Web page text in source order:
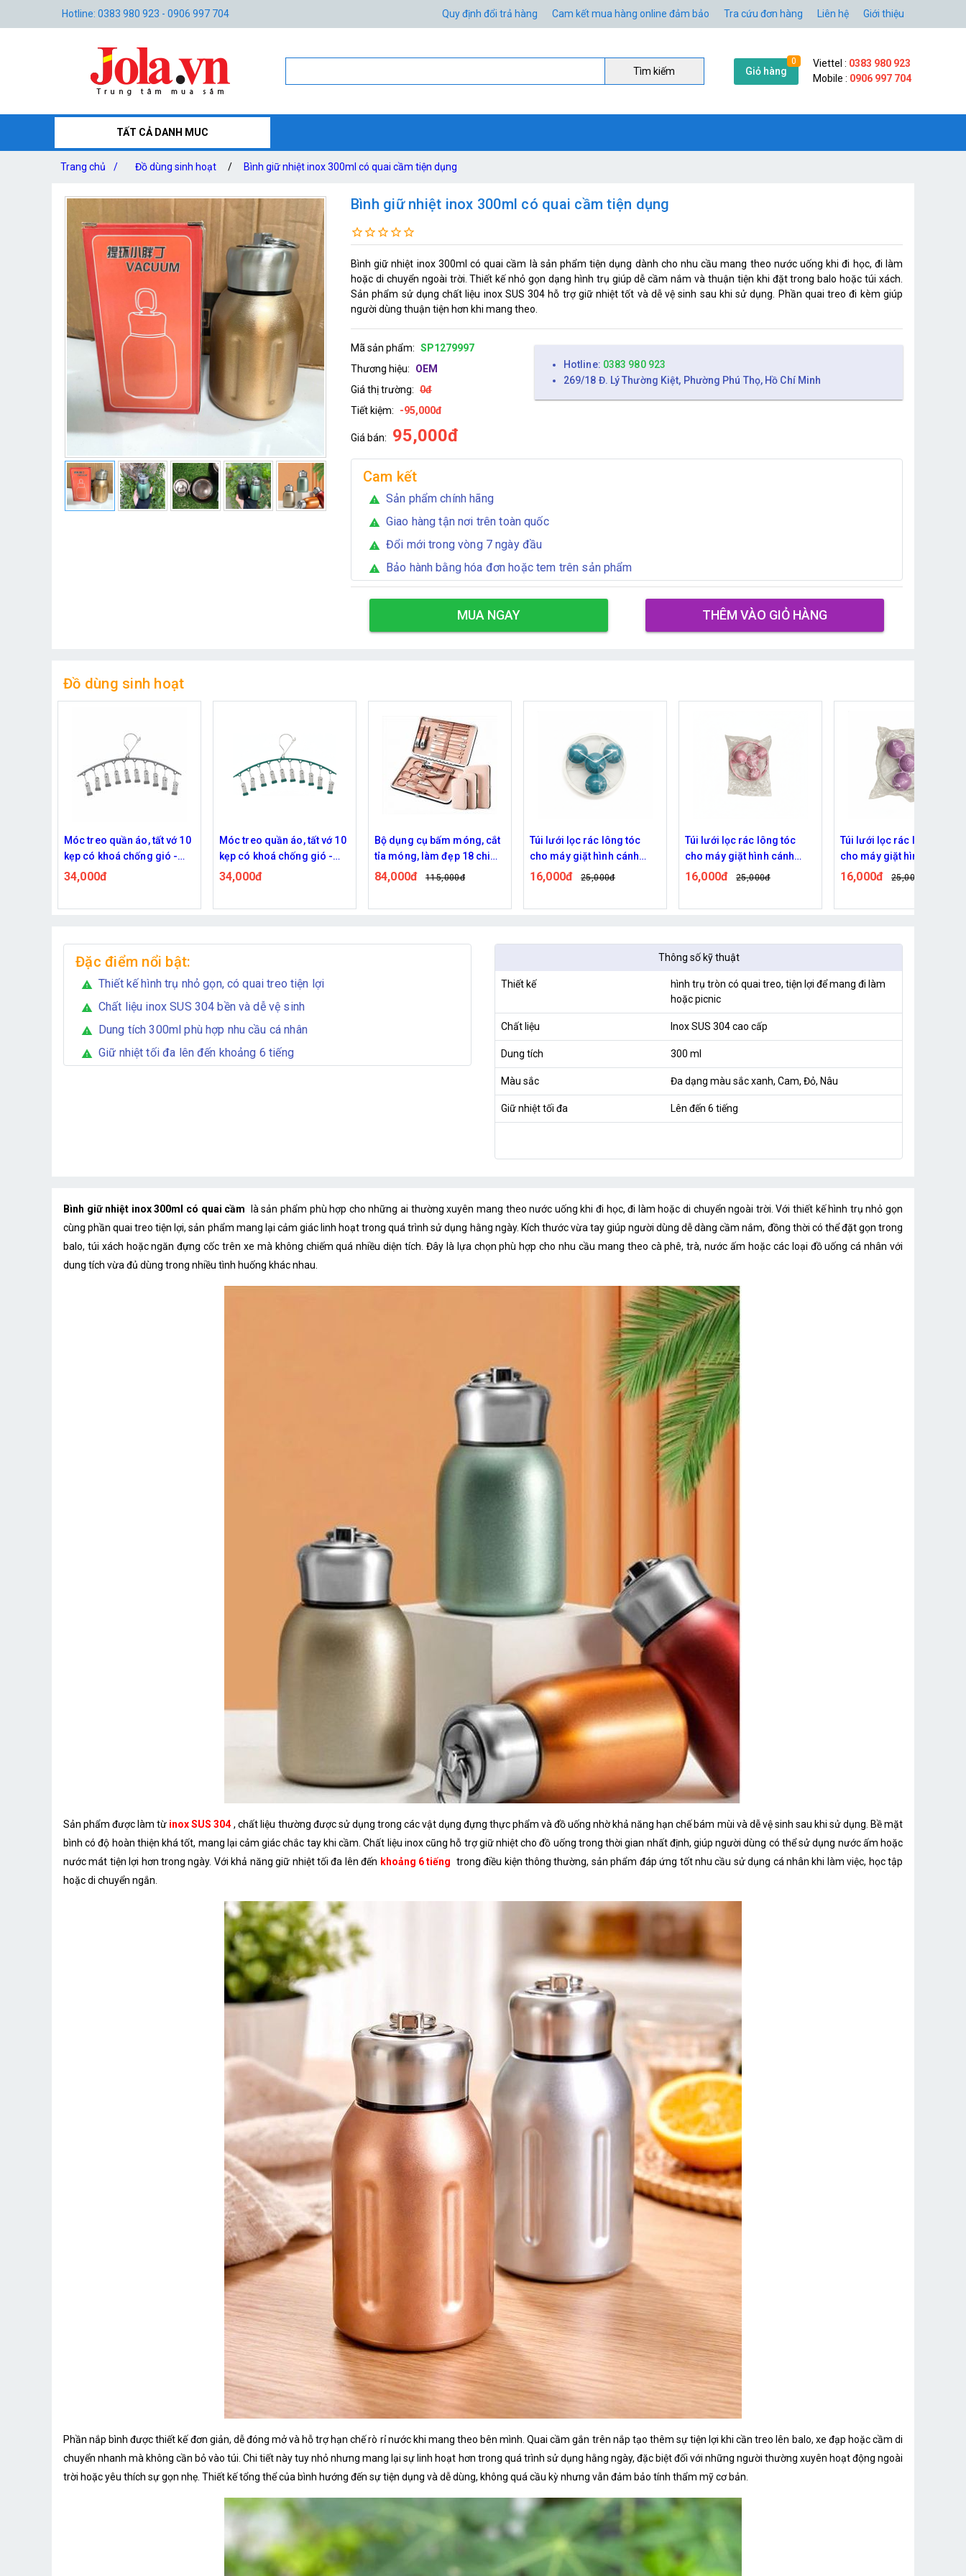
Hotline: 0383 980 923 - 0906 997 704 Quy định đổi trả hàng Cam kết mua hàng online đảm bảo Tra cứu đơn hàng Liên hệ Giới thiệu
Tìm kiếm Giỏ hàng
0 Viettel : 0383 980 923
Mobile : 0906 997 704
TẤT CẢ DANH MUC
Trang chủ / Đồ dùng sinh hoạt / Bình giữ nhiệt inox 300ml có quai cầm tiện dụng
Bình giữ nhiệt inox 300ml có quai cầm tiện dụng
Bình giữ nhiệt inox 300ml có quai cầm là sản phẩm tiện dụng dành cho nhu cầu mang theo nước uống khi đi học, đi làm
hoặc di chuyển ngoài trời. Thiết kế nhỏ gọn dạng hình trụ giúp dễ cầm nắm và thuận tiện khi đặt trong balo hoặc túi xách.
Sản phẩm sử dụng chất liệu inox SUS 304 hỗ trợ giữ nhiệt tốt và dễ vệ sinh sau khi sử dụng. Phần quai treo đi kèm giúp
người dùng thuận tiện hơn khi mang theo.
Mã sản phẩm: SP1279997
Thương hiệu:
OEM
Giá thị trường: 0đ
Tiết kiệm:
-95,000đ
Giá bán: 95,000đ
Hotline: 0383 980 923
269/18 Đ. Lý Thường Kiệt, Phường Phú Thọ, Hồ Chí Minh
Cam kết
warning Sản phẩm chính hãng
warning Giao hàng tận nơi trên toàn quốc
warning Đổi mới trong vòng 7 ngày đầu
warning Bảo hành bằng hóa đơn hoặc tem trên sản phẩm
MUA NGAY THÊM VÀO GIỎ HÀNG
Đồ dùng sinh hoạt
Móc treo quần áo, tất vớ 10
kẹp có khoá chống gió -
chắc chắn, siêu bền - Xanh
34,000đ
Bộ dụng cụ bấm móng, cắt
tỉa móng, làm đẹp 18 chi
tiết, cao cấp bằng thép
84,000đ
Túi lưới lọc rác lông tóc
cho máy giặt hình cánh
quạt - Xanh
16,000đ 25,000đ
Túi lưới lọc rác lông tóc
cho máy giặt hình cánh
quạt - Hồng
16,000đ 25,000đ
Túi lưới lọc rác lông tóc
cho máy giặt hình cánh
quạt - Tím
16,000đ 25,000đ
Khay đựng xà phòng, đồ
dùng trong nhà tắm - Màu
Xanh
32,000đ
Đặc điểm nổi bật:
warning Thiết kế hình trụ nhỏ gọn, có quai treo tiện lợi
warning Chất liệu inox SUS 304 bền và dễ vệ sinh
warning Dung tích 300ml phù hợp nhu cầu cá nhân
warning Giữ nhiệt tối đa lên đến khoảng 6 tiếng
Thông số kỹ thuật
Thiết kế
hình trụ tròn có quai treo, tiện lợi để mang đi làm
hoặc picnic
Chất liệu Inox SUS 304 cao cấp
Dung tích 300 ml
Màu sắc Đa dạng màu sắc xanh, Cam, Đỏ, Nâu
Giữ nhiệt tối đa Lên đến 6 tiếng
Bình giữ nhiệt inox 300ml có quai cầm
là sản phẩm phù hợp cho những ai thường xuyên mang theo nước uống khi đi học, đi làm hoặc di chuyển ngoài trời. Với thiết kế hình trụ nhỏ gọn
cùng phần quai treo tiện lợi, sản phẩm mang lại cảm giác linh hoạt trong quá trình sử dụng hằng ngày. Kích thước vừa tay giúp người dùng dễ dàng cầm nắm, đồng thời có thể đặt gọn trong
balo, túi xách hoặc ngăn đựng cốc trên xe mà không chiếm quá nhiều diện tích. Đây là lựa chọn phù hợp cho nhu cầu mang theo cà phê, trà, nước ấm hoặc các loại đồ uống cá nhân với
dung tích vừa đủ dùng trong nhiều tình huống khác nhau.
Sản phẩm được làm từ inox SUS 304 , chất liệu thường được sử dụng trong các vật dụng đựng thực phẩm và đồ uống nhờ khả năng hạn chế bám mùi và dễ vệ sinh sau khi sử dụng. Bề mặt
bình có độ hoàn thiện khá tốt, mang lại cảm giác chắc tay khi cầm. Chất liệu inox cũng hỗ trợ giữ nhiệt cho đồ uống trong thời gian nhất định, giúp người dùng có thể sử dụng nước ấm hoặc
nước mát tiện lợi hơn trong ngày. Với khả năng giữ nhiệt tối đa lên đến khoảng 6 tiếng trong điều kiện thông thường, sản phẩm đáp ứng tốt nhu cầu sử dụng cá nhân khi làm việc, học tập
hoặc di chuyển ngắn.
Phần nắp bình được thiết kế đơn giản, dễ đóng mở và hỗ trợ hạn chế rò rỉ nước khi mang theo bên mình. Quai cầm gắn trên nắp tạo thêm sự tiện lợi khi cần treo lên balo, xe đạp hoặc cầm di
chuyển nhanh mà không cần bỏ vào túi. Chi tiết này tuy nhỏ nhưng mang lại sự linh hoạt hơn trong quá trình sử dụng hằng ngày, đặc biệt đối với những người thường xuyên hoạt động ngoài
trời hoặc yêu thích sự gọn nhẹ. Thiết kế tổng thể của bình hướng đến sự tiện dụng và dễ dùng, không quá cầu kỳ nhưng vẫn đảm bảo tính thẩm mỹ cơ bản.